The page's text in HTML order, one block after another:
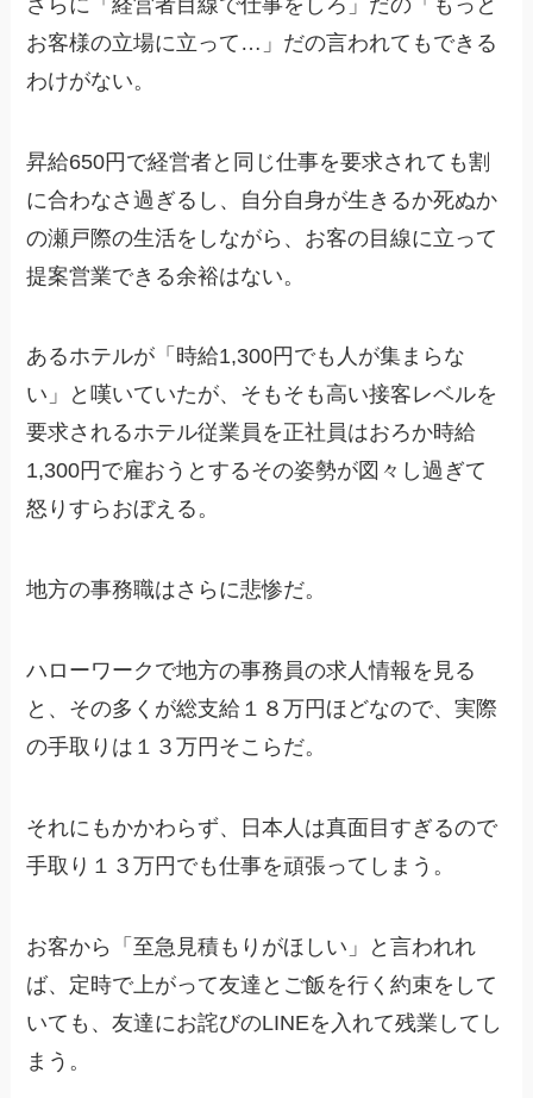
お客様の立場に立って…」だの言われてもできる
わけがない。
昇給650円で経営者と同じ仕事を要求されても割
に合わなさ過ぎるし、自分自身が生きるか死ぬか
の瀬戸際の生活をしながら、お客の目線に立って
提案営業できる余裕はない。
あるホテルが「時給1,300円でも人が集まらな
い」と嘆いていたが、そもそも高い接客レベルを
要求されるホテル従業員を正社員はおろか時給
1,300円で雇おうとするその姿勢が図々し過ぎて
怒りすらおぼえる。
地方の事務職はさらに悲惨だ。
ハローワークで地方の事務員の求人情報を見る
と、その多くが総支給１８万円ほどなので、実際
の手取りは１３万円そこらだ。
それにもかかわらず、日本人は真面目すぎるので
手取り１３万円でも仕事を頑張ってしまう。
お客から「至急見積もりがほしい」と言われれ
ば、定時で上がって友達とご飯を行く約束をして
いても、友達にお詫びのLINEを入れて残業してし
まう。